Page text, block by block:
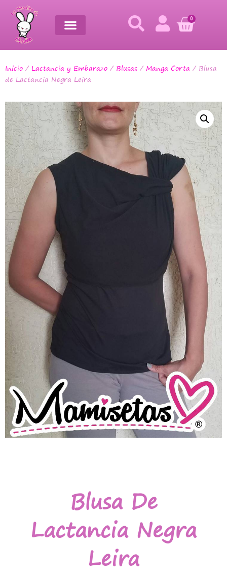
0
Inicio / Lactancia y Embarazo / Blusas / Manga Corta / Blusa
de Lactancia Negra Leira
Blusa De
Lactancia Negra
Leira